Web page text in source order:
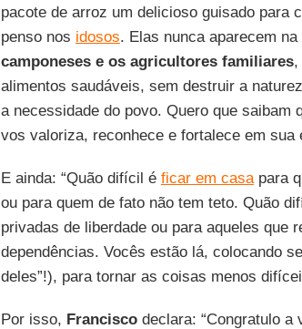
pacote de arroz um delicioso guisado para
penso nos idosos. Elas nunca aparecem
camponeses e os agricultores familiares,
alimentos saudáveis, sem destruir a
a necessidade do povo. Quero que saibam
vos valoriza, reconhece e fortalece em sua
E ainda: “Quão difícil é ficar em casapara
ou para quem de fato não tem teto. Quão
privadas de liberdade ou para aqueles que
dependências. Vocês estão lá, colocando
deles”!), para tornar as coisas menos
Por isso, Franciscodeclara: “Congratulo a